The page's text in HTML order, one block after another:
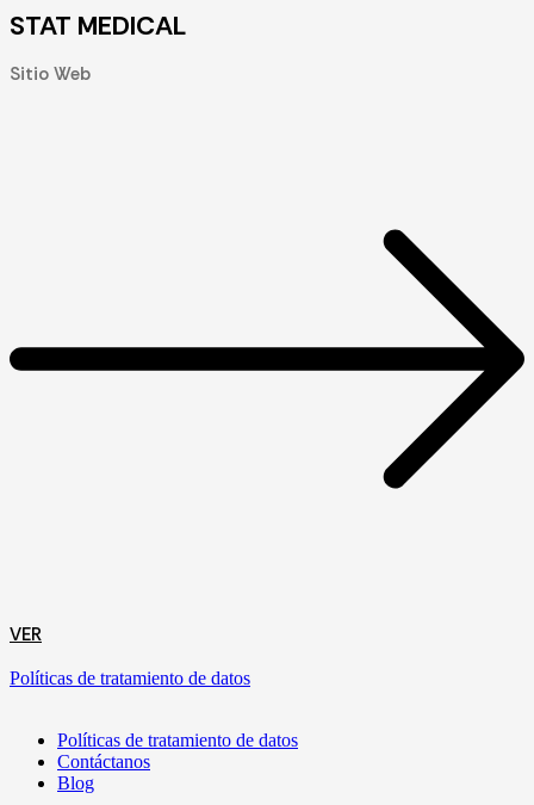
STAT MEDICAL
Sitio Web
VER
Políticas de tratamiento de datos
Políticas de tratamiento de datos
Contáctanos
Blog